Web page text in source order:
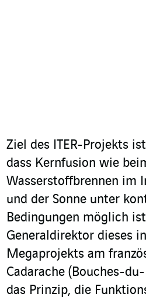
Ziel des ITER-Projekts
dass Kernfusion wie
Wasserstoffbrennen im
und der Sonne unter
Bedingungen möglich
Generaldirektor dieses
Megaprojekts am
Cadarache (Bouches-
das Prinzip, die